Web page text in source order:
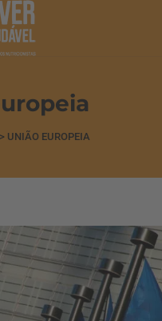
> UNIÃO EUROPEIA